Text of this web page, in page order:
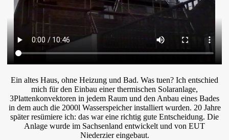
Ein altes Haus, ohne Heizung und Bad. Was tuen? Ich entschied
mich für den Einbau einer thermischen Solaranlage,
3Plattenkonvektoren in jedem Raum und den Anbau eines Bades
in dem auch die 2000l Wasserspeicher installiert wurden. 20 Jahre
später resümiere ich: das war eine richtig gute Entscheidung. Die
Anlage wurde im Sachsenland entwickelt und von EUT
Niederzier eingebaut.